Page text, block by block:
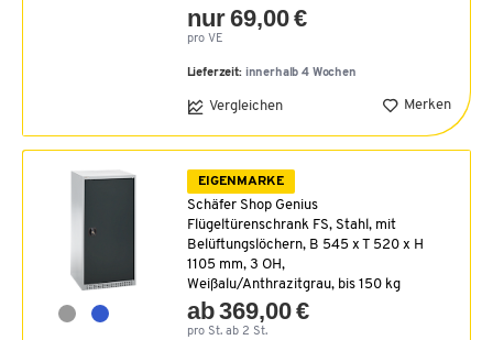
nur 69,00 €
pro VE
Lieferzeit: innerhalb 4 Wochen
Vergleichen Merken
EIGENMARKE
Schäfer Shop Genius
Flügeltürenschrank FS, Stahl, mit
Belüftungslöchern, B 545 x T 520 x H
1105 mm, 3 OH,
Weißalu/Anthrazitgrau, bis 150 kg
ab 369,00 €
pro St. ab 2 St.